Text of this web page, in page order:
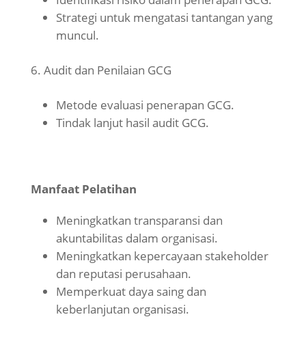
Strategi untuk mengatasi tantangan yang
muncul.
Audit dan Penilaian GCG
Metode evaluasi penerapan GCG.
Tindak lanjut hasil audit GCG.
Manfaat Pelatihan
Meningkatkan transparansi dan
akuntabilitas dalam organisasi.
Meningkatkan kepercayaan stakeholder
dan reputasi perusahaan.
Memperkuat daya saing dan
keberlanjutan organisasi.